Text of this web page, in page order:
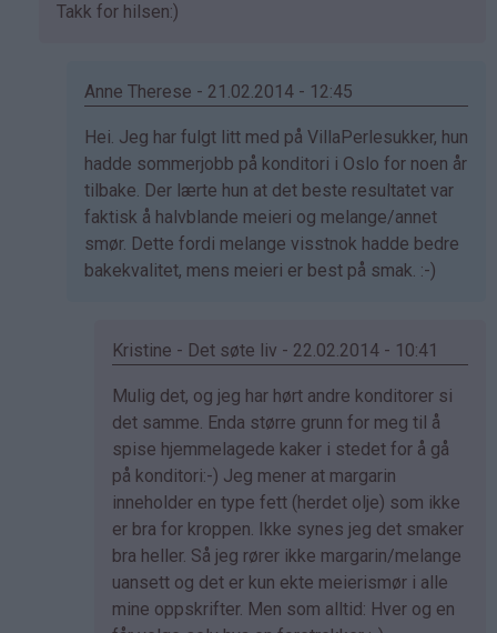
på
(ikke
Takk for hilsen:)
Anne Therese - 21.02.2014 - 12:45
Som
svar
på
av
Kristine
-
Hei. Jeg har fulgt litt med på VillaPerlesukker, hun
hadde sommerjobb på konditori i Oslo for noen år
tilbake. Der lærte hun at det beste resultatet var
faktisk å halvblande meieri og melange/annet
smør. Dette fordi melange visstnok hadde bedre
bakekvalitet, mens meieri er best på smak. :-)
Kristine - Det søte liv - 22.02.2014 - 10:41
Som
svar
på
av
Anne
Therese
(ikke
bekreftet)
Mulig det, og jeg har hørt andre konditorer si
det samme. Enda større grunn for meg til å
spise hjemmelagede kaker i stedet for å gå
på konditori:-) Jeg mener at margarin
inneholder en type fett (herdet olje) som ikke
er bra for kroppen. Ikke synes jeg det smaker
bra heller. Så jeg rører ikke margarin/melange
uansett og det er kun ekte meierismør i alle
mine oppskrifter. Men som alltid: Hver og en